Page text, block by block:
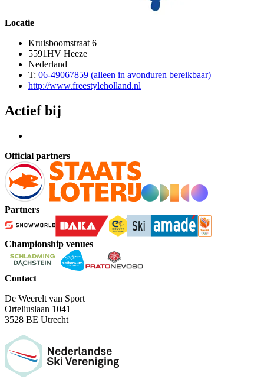
Locatie
Kruisboomstraat 6
5591HV Heeze
Nederland
T: 06-49067859 (alleen in avonduren bereikbaar)
http://www.freestyleholland.nl
Actief bij
Official partners
Partners
Championship venues
Contact
De Weerelt van Sport
Orteliuslaan 1041
3528 BE Utrecht